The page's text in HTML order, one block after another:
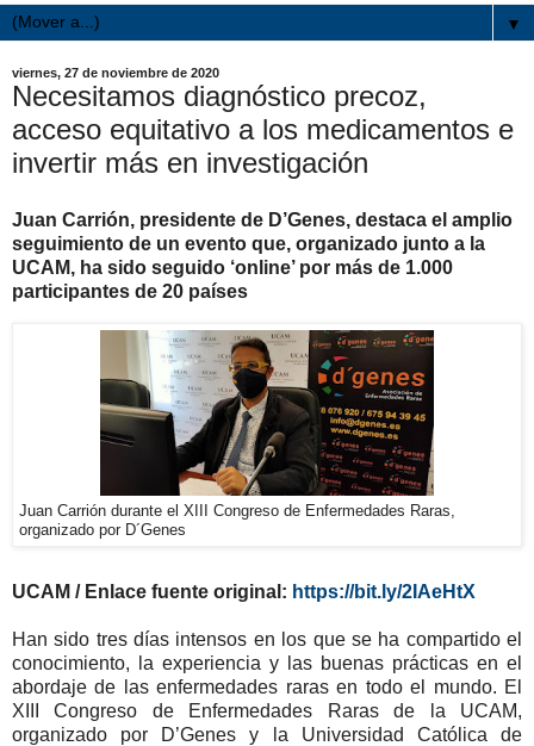
▼
viernes, 27 de noviembre de 2020
Necesitamos diagnóstico precoz,
acceso equitativo a los medicamentos e
invertir más en investigación
Juan Carrión, presidente de D’Genes, destaca el amplio
seguimiento de un evento que, organizado junto a la
UCAM, ha sido seguido ‘online’ por más de 1.000
participantes de 20 países
Juan Carrión durante el XIII Congreso de Enfermedades Raras,
organizado por D´Genes
UCAM / Enlace fuente original: https://bit.ly/2IAeHtX
Han sido tres días intensos en los que se ha compartido el
conocimiento, la experiencia y las buenas prácticas en el
abordaje de las enfermedades raras en todo el mundo. El
XIII Congreso de Enfermedades Raras de la UCAM,
organizado por D’Genes y la Universidad Católica de